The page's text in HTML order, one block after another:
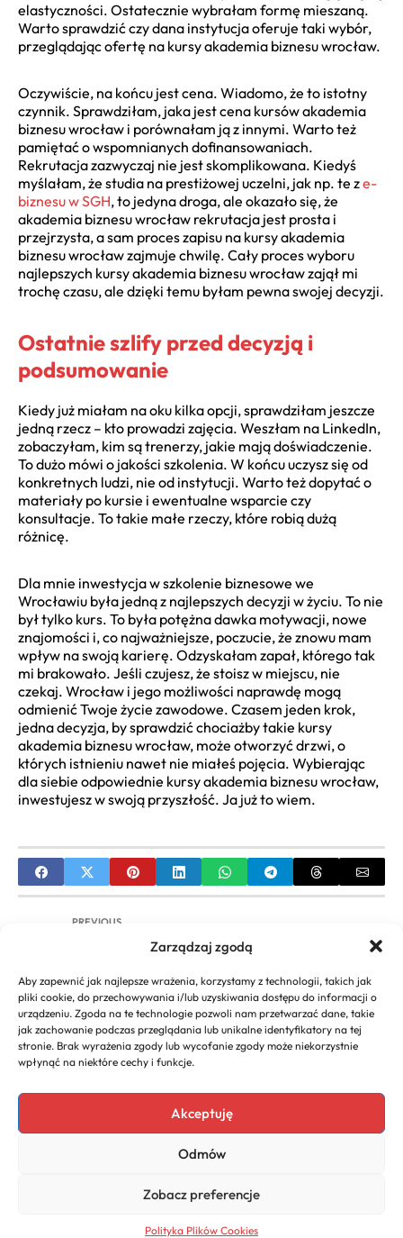
Zarządzaj zgodą
Aby zapewnić jak najlepsze wrażenia, korzystamy z technologii, takich jak
pliki cookie, do przechowywania i/lub uzyskiwania dostępu do informacji o
urządzeniu. Zgoda na te technologie pozwoli nam przetwarzać dane, takie
jak zachowanie podczas przeglądania lub unikalne identyfikatory na tej
stronie. Brak wyrażenia zgody lub wycofanie zgody może niekorzystnie
wpłynąć na niektóre cechy i funkcje.
Akceptuję
Odmów
Zobacz preferencje
Polityka Plików Cookies
elastyczności. Ostatecznie wybrałam formę mieszaną.
Warto sprawdzić czy dana instytucja oferuje taki wybór,
przeglądając ofertę na kursy akademia biznesu wrocław.
Oczywiście, na końcu jest cena. Wiadomo, że to istotny
czynnik. Sprawdziłam, jaka jest cena kursów akademia
biznesu wrocław i porównałam ją z innymi. Warto też
pamiętać o wspomnianych dofinansowaniach.
Rekrutacja zazwyczaj nie jest skomplikowana. Kiedyś
myślałam, że studia na prestiżowej uczelni, jak np. te ze-
biznesu w SGH, to jedyna droga, ale okazało się, że
akademia biznesu wrocław rekrutacja jest prosta i
przejrzysta, a sam proces zapisu na kursy akademia
biznesu wrocław zajmuje chwilę. Cały proces wyboru
najlepszych kursy akademia biznesu wrocław zajął mi
trochę czasu, ale dzięki temu byłam pewna swojej decyzji.
Ostatnie szlify przed decyzją i
podsumowanie
Kiedy już miałam na oku kilka opcji, sprawdziłam jeszcze
jedną rzecz – kto prowadzi zajęcia. Weszłam na LinkedIn,
zobaczyłam, kim są trenerzy, jakie mają doświadczenie.
To dużo mówi o jakości szkolenia. W końcu uczysz się od
konkretnych ludzi, nie od instytucji. Warto też dopytać o
materiały po kursie i ewentualne wsparcie czy
konsultacje. To takie małe rzeczy, które robią dużą
różnicę.
Dla mnie inwestycja w szkolenie biznesowe we
Wrocławiu była jedną z najlepszych decyzji w życiu. To nie
był tylko kurs. To była potężna dawka motywacji, nowe
znajomości i, co najważniejsze, poczucie, że znowu mam
wpływ na swoją karierę. Odzyskałam zapał, którego tak
mi brakowało. Jeśli czujesz, że stoisz w miejscu, nie
czekaj. Wrocław i jego możliwości naprawdę mogą
odmienić Twoje życie zawodowe. Czasem jeden krok,
jedna decyzja, by sprawdzić chociażby takie kursy
akademia biznesu wrocław, może otworzyć drzwi, o
których istnieniu nawet nie miałeś pojęcia. Wybierając
dla siebie odpowiednie kursy akademia biznesu wrocław,
inwestujesz w swoją przyszłość. Ja już to wiem.
PREVIOUS
Szukam Wspólnika do Biznesu: Jak Znaleźć
NEXT
Media i Komunikacja w Biznesie: Strategie,
Narzędzia, Wizerunek – Kompleksowy Przewodnik
Copyright 2026. All rights